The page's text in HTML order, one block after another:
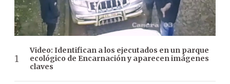
Video: Identifican a los ejecutados en un parque
ecológico de Encarnación y aparecen imágenes
claves